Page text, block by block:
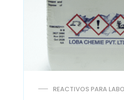
REACTIVOS PARA